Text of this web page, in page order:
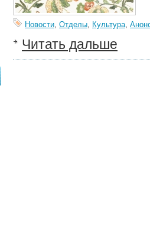
Новости, Отделы, Культура,
Читать дальше